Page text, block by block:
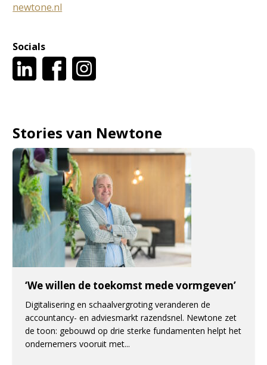
newtone.nl
Socials
Stories van Newtone
‘We willen de toekomst mede vormgeven’
Digitalisering en schaalvergroting veranderen de
accountancy- en adviesmarkt razendsnel. Newtone zet
de toon: gebouwd op drie sterke fundamenten helpt het
ondernemers vooruit met...